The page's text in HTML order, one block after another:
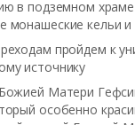
в подземном
монашеские кельи и
пройдем к
источнику
Матери
особенно